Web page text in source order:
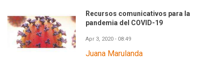
Recursos comunicativos para la
pandemia del COVID-19
Apr 3, 2020 - 08:49
Juana Marulanda